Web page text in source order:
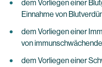
dem Vorliegen einer
Einnahme von
dem Vorliegen einer
von
dem Vorliegen einer